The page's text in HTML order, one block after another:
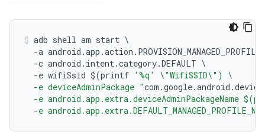
adb shell am start \
-a android .app .action . PROVISION_MANAGED_PROFILE
-c android . intent.category.DEFAULT \
-e wifiSsid $(printf '%q' \"WifiSSID\") \
-e deviceAdminPackage "com .google.android .
-e android.app.extra.deviceAdminPackageName
-e